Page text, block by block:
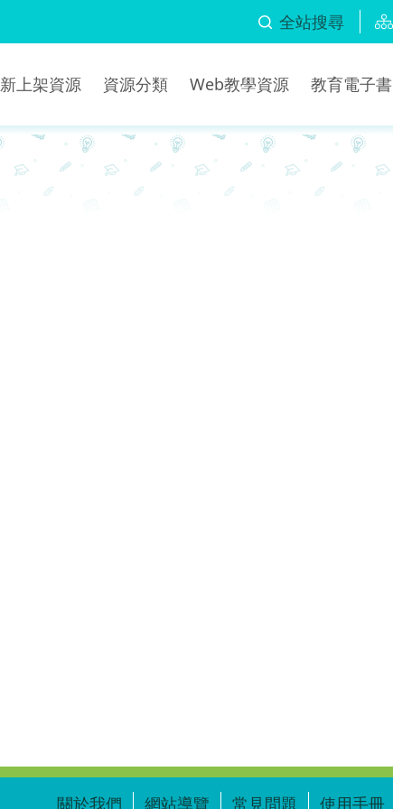
全站搜尋
新上架資源 資源分類 Web教學資源 教育電子書
關於我們 網站導覽 常見問題 使用手冊